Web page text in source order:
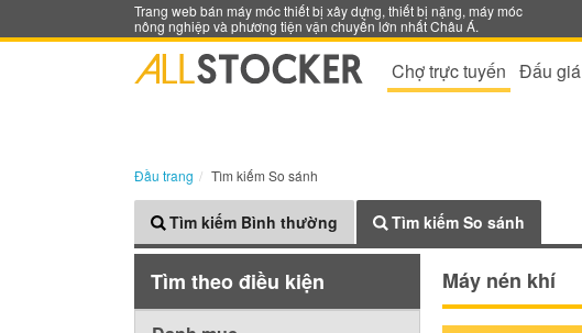
Trang web bán máy móc thiết bị xây dựng, thiết bị nặng, máy móc
nông nghiệp và phương tiện vận chuyển lớn nhất Châu Á.
Chợ trực tuyến Đấu giá
Đầu trang Tìm kiếm So sánh
Tìm kiếm Bình thường Tìm kiếm So sánh
Tìm theo điều kiện Máy nén khí